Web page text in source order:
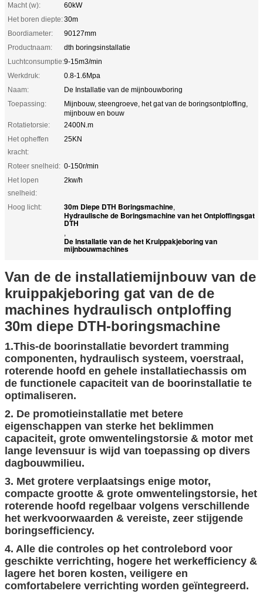
Macht (w):
60kW
Het boren diepte:30m
Boordiameter:
90127mm
Productnaam:
dth boringsinstallatie
Luchtconsumptie:9-15m3/min
Werkdruk:
0.8-1.6Mpa
Naam:
De Installatie van de mijnbouwboring
Toepassing:
Mijnbouw, steengroeve, het gat van de boringsontploffing,
mijnbouw en bouw
Rotatietorsie:
2400N.m
Het opheffen
kracht:
25KN
Roteer snelheid: 0-150r/min
Het lopen
snelheid:
2kw/h
Hoog licht: 30m Diepe DTH Boringsmachine,
Hydraulische de Boringsmachine van het Ontploffingsgat
DTH
,
De Installatie van de het Kruippakjeboring van
mijnbouwmachines
Van de de installatiemijnbouw van de
kruippakjeboring gat van de de
machines hydraulisch ontploffing
30m diepe DTH-boringsmachine
1.This-de boorinstallatie bevordert tramming
componenten, hydraulisch systeem, voerstraal,
roterende hoofd en gehele installatiechassis om
de functionele capaciteit van de boorinstallatie te
optimaliseren.
2. De promotieinstallatie met betere
eigenschappen van sterke het beklimmen
capaciteit, grote omwentelingstorsie & motor met
lange levensuur is wijd van toepassing op divers
dagbouwmilieu.
3. Met grotere verplaatsings enige motor,
compacte grootte & grote omwentelingstorsie, het
roterende hoofd regelbaar volgens verschillende
het werkvoorwaarden & vereiste, zeer stijgende
boringsefficiency.
4. Alle die controles op het controlebord voor
geschikte verrichting, hogere het werkefficiency &
lagere het boren kosten, veiligere en
comfortabelere verrichting worden geïntegreerd.